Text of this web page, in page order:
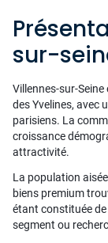
sur-
Villennes-sur-
des Yvelines, avec
parisiens. La
croissance
attractivité.
La population
biens premium
étant constituée
segment ou